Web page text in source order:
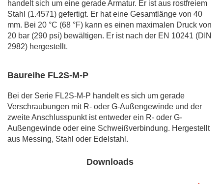
handelt sich um eine gerade Armatur. Er ist aus rostfreiem
Stahl (1.4571) gefertigt. Er hat eine Gesamtlänge von 40
mm. Bei 20 °C (68 °F) kann es einen maximalen Druck von
20 bar (290 psi) bewältigen. Er ist nach der EN 10241 (DIN
2982) hergestellt.
Baureihe FL2S-M-P
Bei der Serie FL2S-M-P handelt es sich um gerade
Verschraubungen mit R- oder G-Außengewinde und der
zweite Anschlusspunkt ist entweder ein R- oder G-
Außengewinde oder eine Schweißverbindung. Hergestellt
aus Messing, Stahl oder Edelstahl.
Downloads